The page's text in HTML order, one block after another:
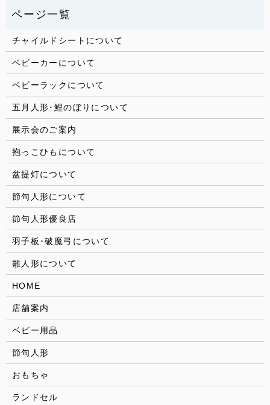
チャイルドシートについて
ベビーカーについて
ベビーラックについて
五月人形･鯉のぼりについて
展示会のご案内
抱っこひもについて
盆提灯について
節句人形について
節句人形優良店
羽子板･破魔弓について
雛人形について
HOME
店舗案内
ベビー用品
節句人形
おもちゃ
ランドセル